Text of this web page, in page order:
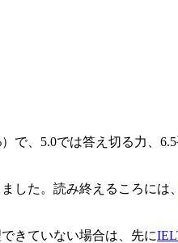
で、5.0では答え切る力、
した。読み終えるころには、
きていない場合は、先に